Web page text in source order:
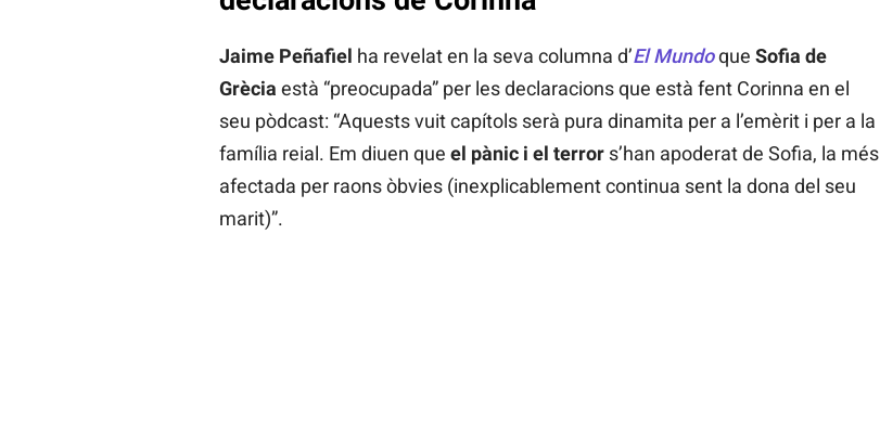
Jaime Peñafiel ha revelat en la seva columna d’El Mundoque Sofia de
Grècia està “preocupada” per les declaracions que està fent Corinna en el
seu pòdcast: “Aquests vuit capítols serà pura dinamita per a l’emèrit i per a la
família reial. Em diuen que el pànic i el terrors’han apoderat de Sofia, la més
afectada per raons òbvies (inexplicablement continua sent la dona del seu
marit)”.